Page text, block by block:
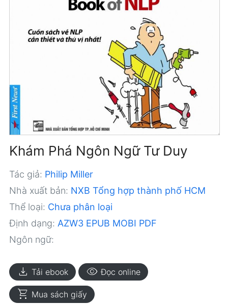
Khám Phá Ngôn Ngữ Tư Duy
Tác giả: Philip Miller
Nhà xuất bản: NXB Tổng hợp thành phố HCM
Thể loại: Chưa phân loại
Định dạng: AZW3 EPUB MOBI PDF
Ngôn ngữ:
download Tải ebook visibility Đọc online
shopping_cart Mua sách giấy